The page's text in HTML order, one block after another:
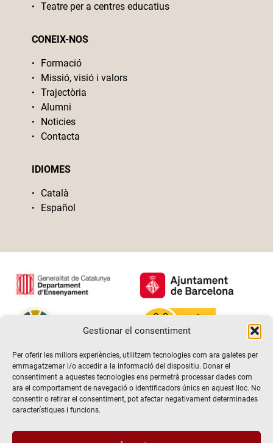
Gestionar el consentiment
Per oferir les millors experiències, utilitzem tecnologies com ara galetes per
emmagatzemar i/o accedir a la informació del dispositiu. Donar el
consentiment a aquestes tecnologies ens permetrà processar dades com
ara el comportament de navegació o identificadors únics en aquest lloc. No
consentir o retirar el consentiment, pot afectar negativament determinades
característiques i funcions.
Teatre per a centres educatius
CONEIX-NOS
Formació
Missió, visió i valors
Trajectòria
Alumni
Noticies
Contacta
IDIOMES
Català
Español